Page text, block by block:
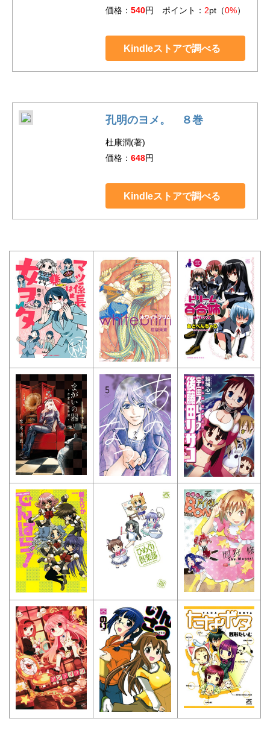
価格： 540円 ポイント： 2pt（0%）
Kindleストアで調べる
孔明のヨメ。 ８巻
杜康潤(著)
価格： 648円
Kindleストアで調べる